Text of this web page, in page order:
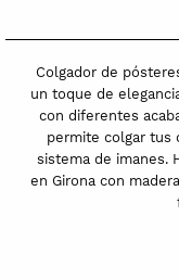
colgar
pósteres
láminas
Colgador de
un toque de
con diferentes
permite colgar tus
sistema de imanes.
en Girona con